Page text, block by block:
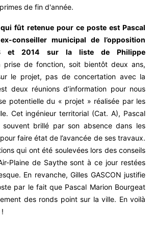
de fin d'année.
fût retenue pour ce poste est Pascal
conseiller municipal de l’opposition
et 2014 sur la liste de Philippe
prise de fonction, soit bientôt deux ans,
le projet, pas de concertation avec la
deux réunions d’information pour nous
potentielle du « projet » réalisée par les
Cet ingénieur territorial (Cat. A), Pascal
souvent brillé par son absence dans les
faire état de l’avancée de ses travaux.
qui ont été soulevées lors des conseils
Plaine de Saythe sont à ce jour restées
En revanche, Gilles GASCON justifie
par le fait que Pascal Marion Bourgeat
des ronds point sur la ville. En voilà